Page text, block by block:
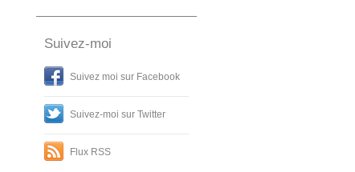
Suivez-moi
Suivez moi sur Facebook
Suivez-moi sur Twitter
Flux RSS